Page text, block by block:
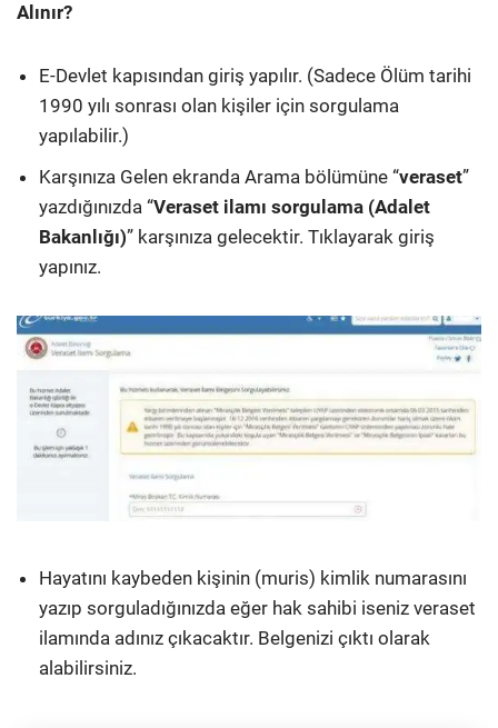
Alınır?
E-Devlet kapısından giriş yapılır. (Sadece Ölüm tarihi
1990 yılı sonrası olan kişiler için sorgulama
yapılabilir.)
Karşınıza Gelen ekranda Arama bölümüne “veraset”
yazdığınızda “Veraset ilamı sorgulama (Adalet
Bakanlığı)” karşınıza gelecektir. Tıklayarak giriş
yapınız.
Hayatını kaybeden kişinin (muris) kimlik numarasını
yazıp sorguladığınızda eğer hak sahibi iseniz veraset
ilamında adınız çıkacaktır. Belgenizi çıktı olarak
alabilirsiniz.